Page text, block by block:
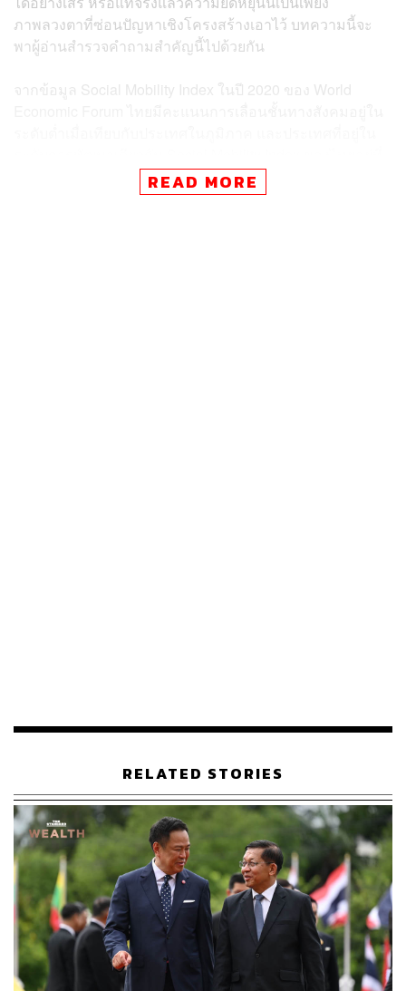
ภาพลวงตาที่ซ่อนปัญหาเชิงโครงสร้างเอาไว้ บทความนี้จะ
พาผู้อ่านสำรวจคำถามสำคัญนี้ไปด้วยกัน
จากข้อมูล Social Mobility Index ในปี 2020 ของ World
55.4 ต่ำกว่าสิงคโปร์ (74.6) มาเลเซีย (62) หรือแม้กระทั่ง
กรมพัฒนาธุรกิจการค้ามาสำรวจดูว่าธุรกิจขนาดเล็กมี
ธุรกิจขนาดเล็กที่มีศักยภาพมีโอกาสเลื่อนชั้นเป็นธุรกิจขนาด
ใหญ่เพียง 4-5% ในช่วงปี 2013-2019 แม้โอกาสจะเพิ่มสูงขึ้น
ในช่วงโควิด ซึ่งน่าจะเป็นผลจากนโยบายช่วยเหลือจากภาค
รัฐในช่วงเวลาดังกล่าว แต่เมื่อหมดความช่วยเหลือแล้ว
โอกาสในการเลื่อนชั้นกลับตกลงมาที่เพียง 3.5% ในปี 2022
READ MORE
RELATED STORIES